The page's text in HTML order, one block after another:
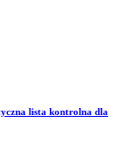
lista kontrolna dla